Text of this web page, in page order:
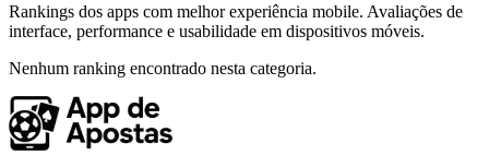
Rankings dos apps com melhor experiência mobile. Avaliações de
interface, performance e usabilidade em dispositivos móveis.
Nenhum ranking encontrado nesta categoria.